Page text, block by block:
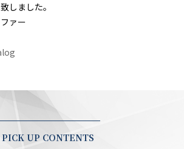
しました。
ァー
PICK UP CONTENTS